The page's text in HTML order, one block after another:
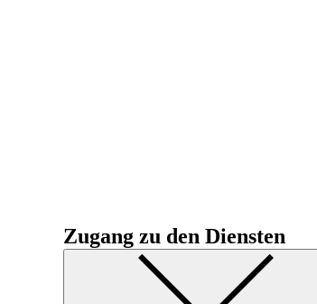
Zugang zu den Diensten